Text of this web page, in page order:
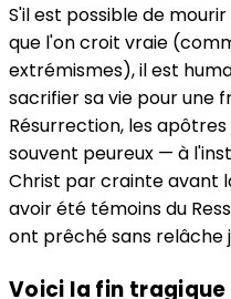
S'il est possible de
que l'on croit vraie
extrémismes), il est
sacrifier sa vie pour une
Résurrection, les
souvent peureux — à
Christ par crainte avant
avoir été témoins du
ont prêché sans relâche
Voici la fin